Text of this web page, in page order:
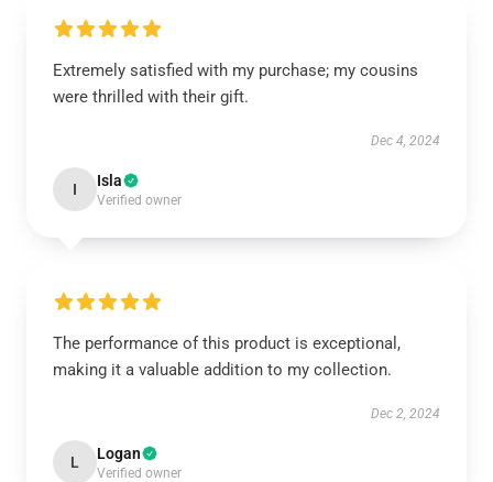
Extremely satisfied with my purchase; my cousins
were thrilled with their gift.
Dec 4, 2024
I Isla
Verified owner
The performance of this product is exceptional,
making it a valuable addition to my collection.
Dec 2, 2024
L Logan
Verified owner